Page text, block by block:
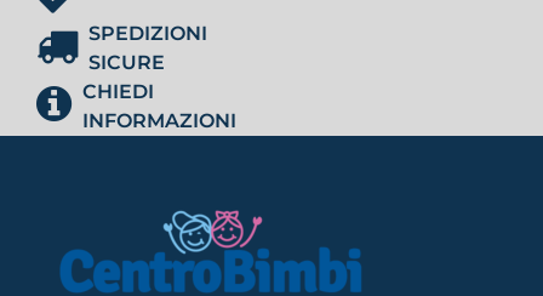
SPEDIZIONI
SICURE
CHIEDI
INFORMAZIONI